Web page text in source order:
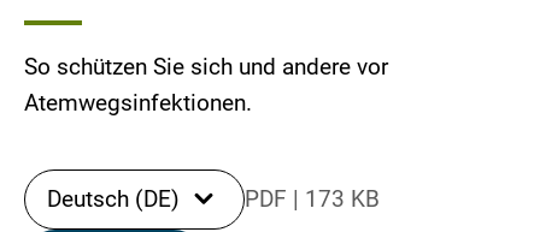
So schützen Sie sich und andere vor
Atemwegsinfektionen.
Deutsch (DE) PDF | 173 KB